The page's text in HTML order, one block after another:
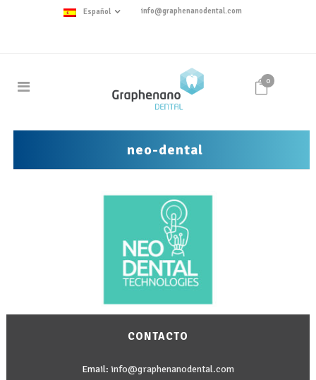
Español info@graphenanodental.com
0
neo-dental
CONTACTO
Email: info@graphenanodental.com